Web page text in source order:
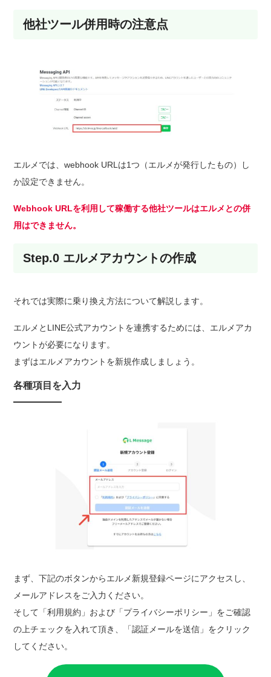
他社ツール併用時の注意点
エルメでは、webhook URLは1つ（エルメが発行したもの）し
か設定できません。
Webhook URLを利用して稼働する他社ツールはエルメとの併
用はできません。
Step.0 エルメアカウントの作成
それでは実際に乗り換え方法について解説します。
エルメとLINE公式アカウントを連携するためには、エルメアカ
ウントが必要になります。
まずはエルメアカウントを新規作成しましょう。
各種項目を入力
まず、下記のボタンからエルメ新規登録ページにアクセスし、
メールアドレスをご入力ください。
そして「利用規約」および「プライバシーポリシー」をご確認
の上チェックを入れて頂き、「認証メールを送信」をクリック
してください。